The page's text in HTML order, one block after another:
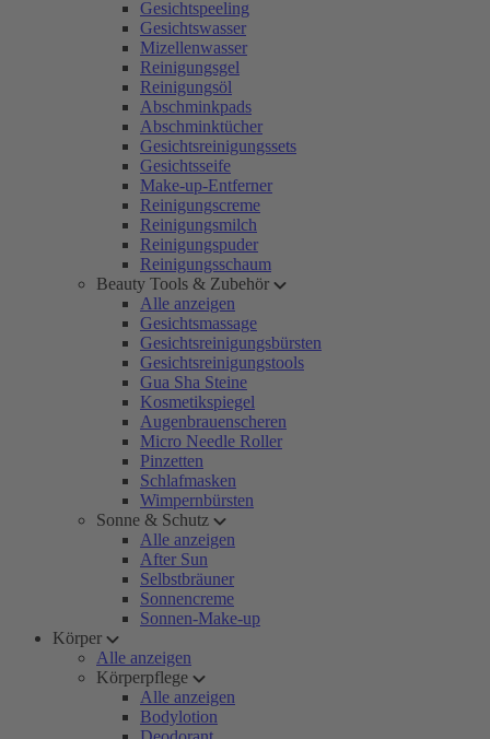
Gesichtspeeling
Gesichtswasser
Mizellenwasser
Reinigungsgel
Reinigungsöl
Abschminkpads
Abschminktücher
Gesichtsreinigungssets
Gesichtsseife
Make-up-Entferner
Reinigungscreme
Reinigungsmilch
Reinigungspuder
Reinigungsschaum
Beauty Tools & Zubehör
Alle anzeigen
Gesichtsmassage
Gesichtsreinigungsbürsten
Gesichtsreinigungstools
Gua Sha Steine
Kosmetikspiegel
Augenbrauenscheren
Micro Needle Roller
Pinzetten
Schlafmasken
Wimpernbürsten
Sonne & Schutz
Alle anzeigen
After Sun
Selbstbräuner
Sonnencreme
Sonnen-Make-up
Körper
Alle anzeigen
Körperpflege
Alle anzeigen
Bodylotion